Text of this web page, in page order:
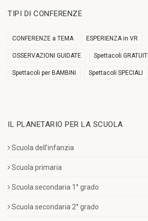
TIPI DI CONFERENZE
CONFERENZE a TEMA ESPERIENZA in VR
OSSERVAZIONI GUIDATE Spettacoli GRATUITI
Spettacoli per BAMBINI Spettacoli SPECIALI
IL PLANETARIO PER LA SCUOLA
Scuola dell’infanzia
Scuola primaria
Scuola secondaria 1° grado
Scuola secondaria 2° grado